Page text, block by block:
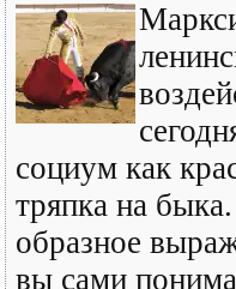
социум как
тряпка на
образное
вы сами